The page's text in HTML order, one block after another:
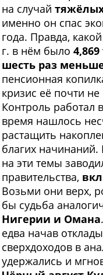
на случай
именно он спас
года. Правда,
г. в нём было
шесть раз
пенсионная
кризис её почти
Контроль работал
время нашлось
растащить
благих
на эти темы
правительства,
Возьми они верх,
бы судьба
Нигерии и Омана
едва начав
сверхдоходов в
удержались и